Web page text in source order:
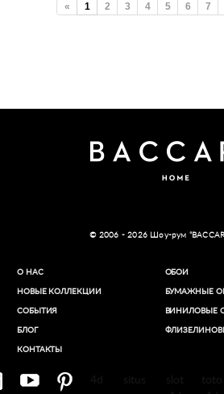
« 1 2 3 4 5 6 7
© 2006 - 2026 Шоу-рум
О НАС
НОВЫЕ КОЛЛЕКЦИИ
СОБЫТИЯ
БЛОГ
КОНТАКТЫ
ОБОИ
БУМАЖНЫЕ
ВИНИЛОВЫЕ